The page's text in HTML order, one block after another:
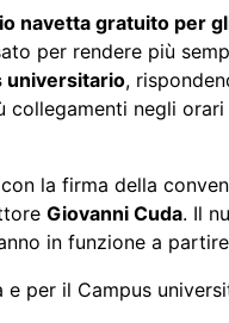
navetta gratuito per
per rendere più
universitario,
collegamenti negli
la firma della
Giovanni Cuda. Il
in funzione a
per il Campus